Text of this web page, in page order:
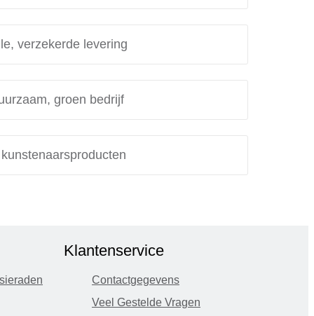
verzekerde levering
groen bedrijf
Klantenservice
Contactgegevens
Veel Gestelde Vragen